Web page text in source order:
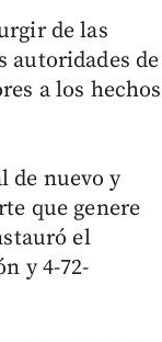
de las
autoridades de
a los hechos
de nuevo y
que genere
el
y 4-72-